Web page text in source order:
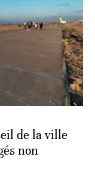
de la ville
non